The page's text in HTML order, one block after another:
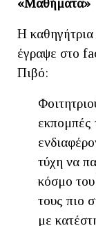
«Μαθήματα»
Η
έγραψε στο
Πιβό:
εκπομπές
τύχη να
κόσμο
τους πιο
με